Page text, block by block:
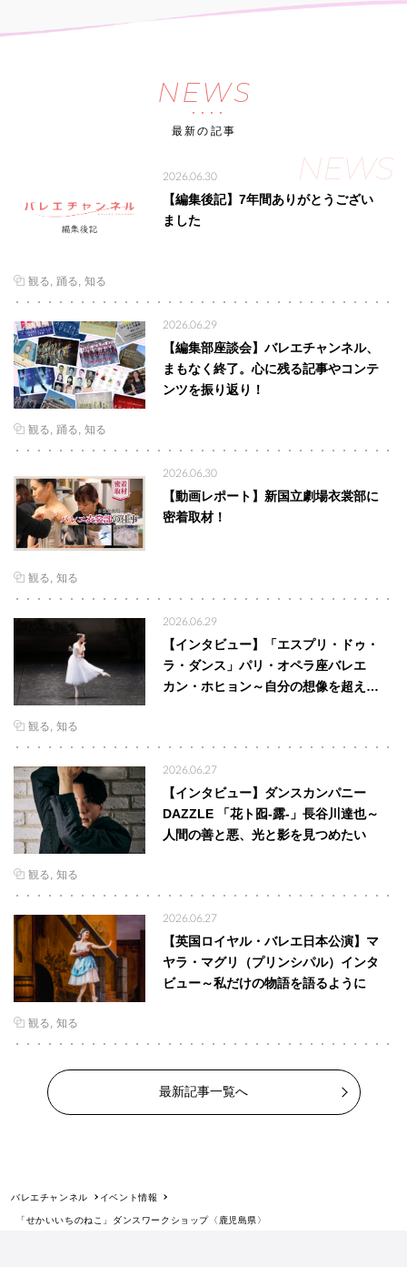
NEWS
最新の記事
NEWS
2026.06.30
【編集後記】7年間ありがとうござい
ました
観る 踊る 知る
2026.06.29
【編集部座談会】バレエチャンネル、
まもなく終了。心に残る記事やコンテ
ンツを振り返り！
観る 踊る 知る
2026.06.30
【動画レポート】新国立劇場衣裳部に
密着取材！
観る 知る
2026.06.29
【インタビュー】「エスプリ・ドゥ・
ラ・ダンス」パリ・オペラ座バレエ
カン・ホヒョン～自分の想像を超え…
観る 知る
2026.06.27
【インタビュー】ダンスカンパニー
DAZZLE 「花ト囮-露-」長谷川達也～
人間の善と悪、光と影を見つめたい
観る 知る
2026.06.27
【英国ロイヤル・バレエ日本公演】マ
ヤラ・マグリ（プリンシパル）インタ
ビュー～私だけの物語を語るように
観る 知る
最新記事一覧へ
バレエチャンネル イベント情報
「せかいいちのねこ」ダンスワークショップ〈鹿児島県〉